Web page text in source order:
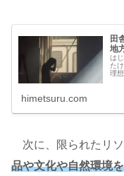
田
地
は
た
理
himetsuru.com
次に、限られたリソ
品や文化や自然環境